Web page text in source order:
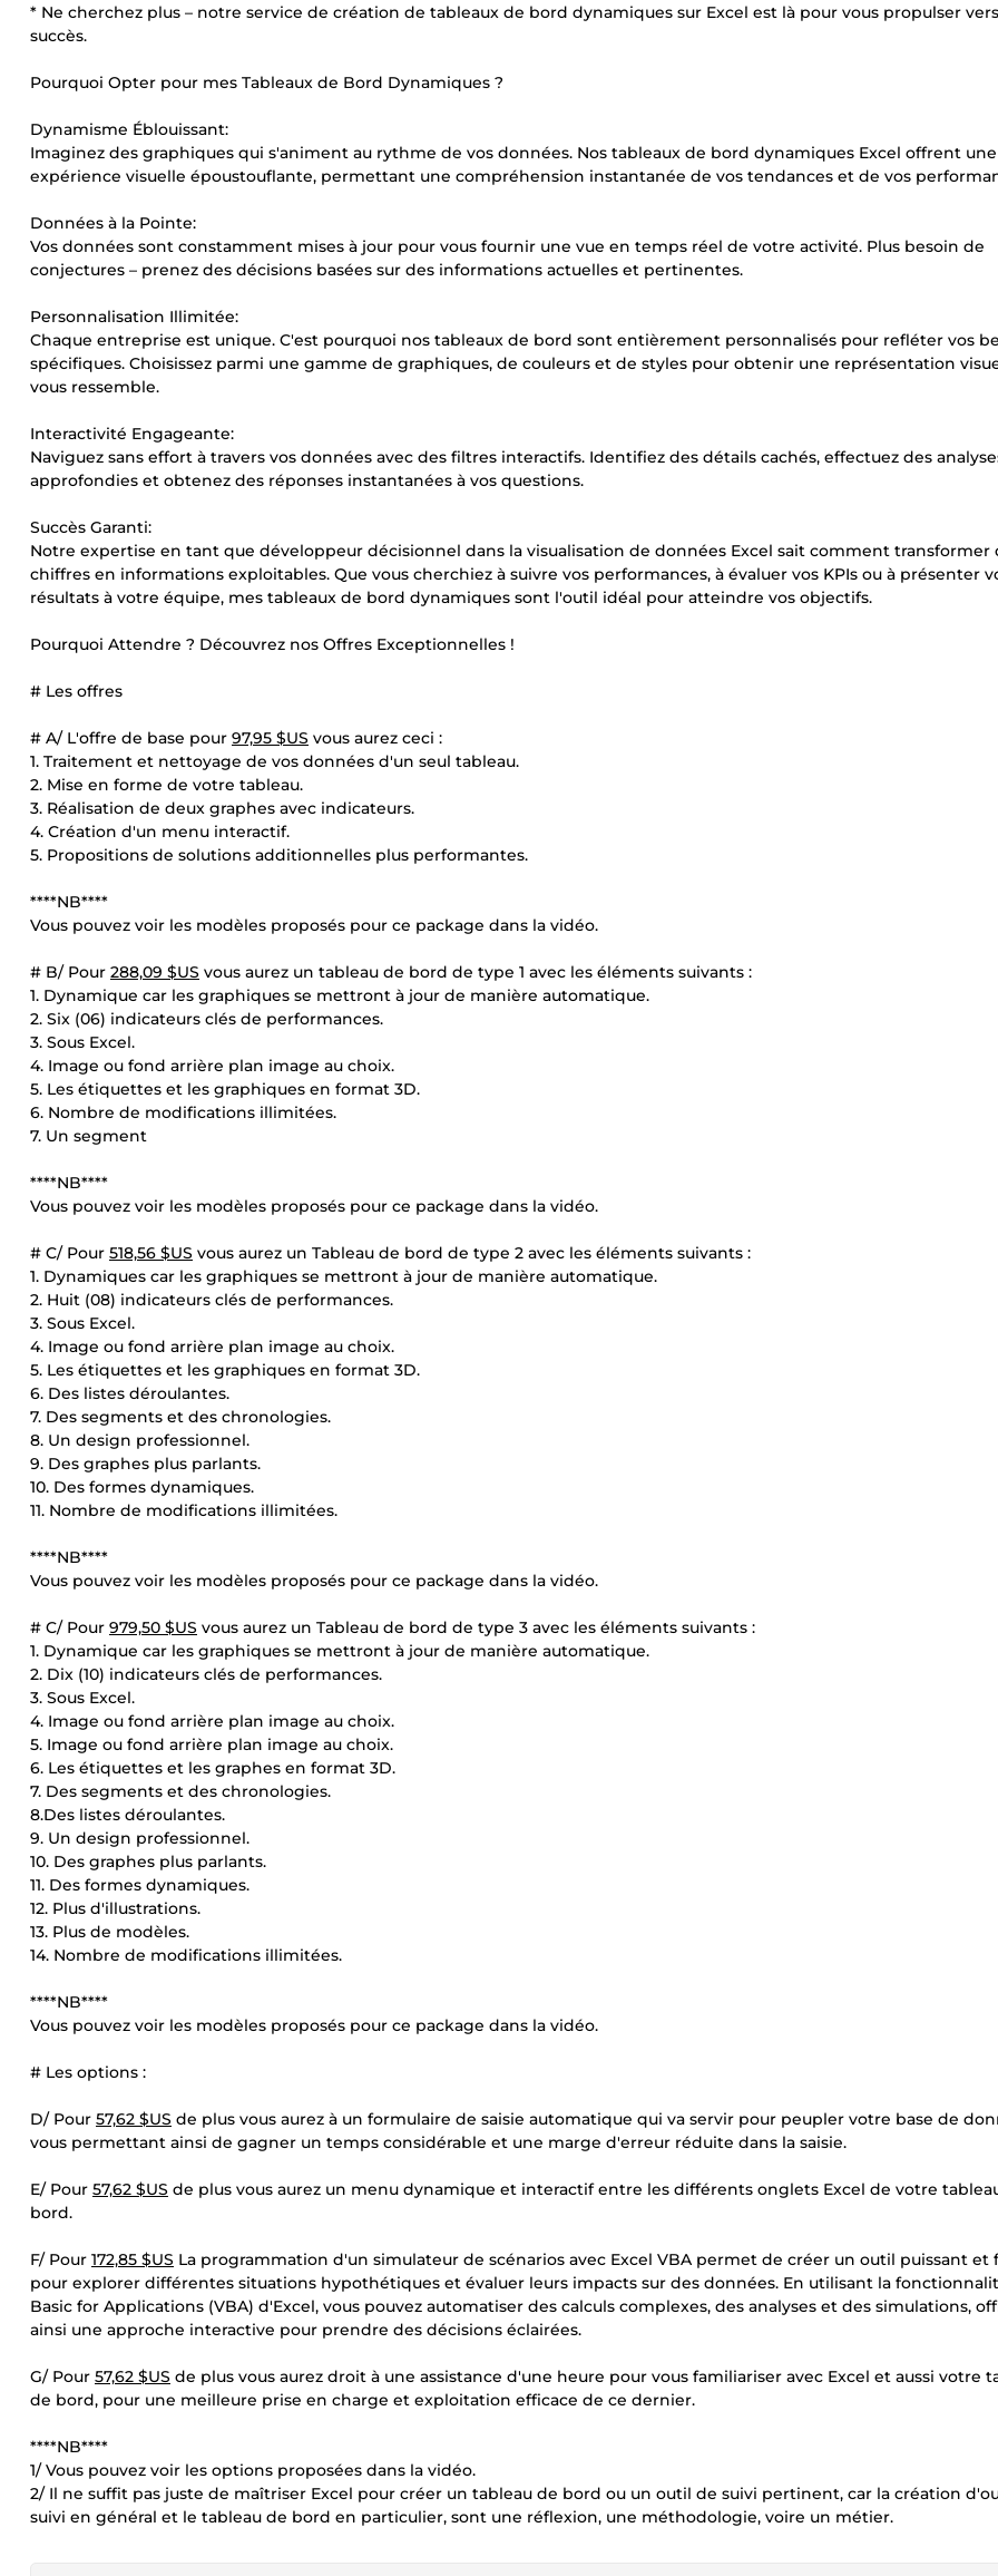
* Ne cherchez plus – notre service de création de tableaux de bord dynamiques sur Excel est là pour vous propulser
succès.
Pourquoi Opter pour mes Tableaux de Bord Dynamiques ?
Dynamisme Éblouissant:
Imaginez des graphiques qui s'animent au rythme de vos données. Nos tableaux de bord dynamiques Excel offrent une
expérience visuelle époustouflante, permettant une compréhension instantanée de vos tendances et de vos
Données à la Pointe:
Vos données sont constamment mises à jour pour vous fournir une vue en temps réel de votre activité. Plus besoin de
conjectures – prenez des décisions basées sur des informations actuelles et pertinentes.
Personnalisation Illimitée:
Chaque entreprise est unique. C'est pourquoi nos tableaux de bord sont entièrement personnalisés pour refléter vos
spécifiques. Choisissez parmi une gamme de graphiques, de couleurs et de styles pour obtenir une représentation
vous ressemble.
Interactivité Engageante:
Naviguez sans effort à travers vos données avec des filtres interactifs. Identifiez des détails cachés, effectuez des
approfondies et obtenez des réponses instantanées à vos questions.
Succès Garanti:
Notre expertise en tant que développeur décisionnel dans la visualisation de données Excel sait comment transformer
chiffres en informations exploitables. Que vous cherchiez à suivre vos performances, à évaluer vos KPIs ou à présenter
résultats à votre équipe, mes tableaux de bord dynamiques sont l'outil idéal pour atteindre vos objectifs.
Pourquoi Attendre ? Découvrez nos Offres Exceptionnelles !
# Les offres
# A/ L'offre de base pour 97,95 $US vous aurez ceci :
1. Traitement et nettoyage de vos données d'un seul tableau.
2. Mise en forme de votre tableau.
3. Réalisation de deux graphes avec indicateurs.
4. Création d'un menu interactif.
5. Propositions de solutions additionnelles plus performantes.
****NB****
Vous pouvez voir les modèles proposés pour ce package dans la vidéo.
# B/ Pour 288,09 $US vous aurez un tableau de bord de type 1 avec les éléments suivants :
1. Dynamique car les graphiques se mettront à jour de manière automatique.
2. Six (06) indicateurs clés de performances.
3. Sous Excel.
4. Image ou fond arrière plan image au choix.
5. Les étiquettes et les graphiques en format 3D.
6. Nombre de modifications illimitées.
7. Un segment
****NB****
Vous pouvez voir les modèles proposés pour ce package dans la vidéo.
# C/ Pour 518,56 $US vous aurez un Tableau de bord de type 2 avec les éléments suivants :
1. Dynamiques car les graphiques se mettront à jour de manière automatique.
2. Huit (08) indicateurs clés de performances.
3. Sous Excel.
4. Image ou fond arrière plan image au choix.
5. Les étiquettes et les graphiques en format 3D.
6. Des listes déroulantes.
7. Des segments et des chronologies.
8. Un design professionnel.
9. Des graphes plus parlants.
10. Des formes dynamiques.
11. Nombre de modifications illimitées.
****NB****
Vous pouvez voir les modèles proposés pour ce package dans la vidéo.
# C/ Pour 979,50 $US vous aurez un Tableau de bord de type 3 avec les éléments suivants :
1. Dynamique car les graphiques se mettront à jour de manière automatique.
2. Dix (10) indicateurs clés de performances.
3. Sous Excel.
4. Image ou fond arrière plan image au choix.
5. Image ou fond arrière plan image au choix.
6. Les étiquettes et les graphes en format 3D.
7. Des segments et des chronologies.
8.Des listes déroulantes.
9. Un design professionnel.
10. Des graphes plus parlants.
11. Des formes dynamiques.
12. Plus d'illustrations.
13. Plus de modèles.
14. Nombre de modifications illimitées.
****NB****
Vous pouvez voir les modèles proposés pour ce package dans la vidéo.
# Les options :
D/ Pour 57,62 $US de plus vous aurez à un formulaire de saisie automatique qui va servir pour peupler votre base de
vous permettant ainsi de gagner un temps considérable et une marge d'erreur réduite dans la saisie.
E/ Pour 57,62 $US de plus vous aurez un menu dynamique et interactif entre les différents onglets Excel de votre
bord.
F/ Pour 172,85 $US La programmation d'un simulateur de scénarios avec Excel VBA permet de créer un outil puissant et
pour explorer différentes situations hypothétiques et évaluer leurs impacts sur des données. En utilisant la
Basic for Applications (VBA) d'Excel, vous pouvez automatiser des calculs complexes, des analyses et des simulations,
ainsi une approche interactive pour prendre des décisions éclairées.
G/ Pour 57,62 $US de plus vous aurez droit à une assistance d'une heure pour vous familiariser avec Excel et aussi votre
de bord, pour une meilleure prise en charge et exploitation efficace de ce dernier.
****NB****
1/ Vous pouvez voir les options proposées dans la vidéo.
2/ Il ne suffit pas juste de maîtriser Excel pour créer un tableau de bord ou un outil de suivi pertinent, car la création
suivi en général et le tableau de bord en particulier, sont une réflexion, une méthodologie, voire un métier.